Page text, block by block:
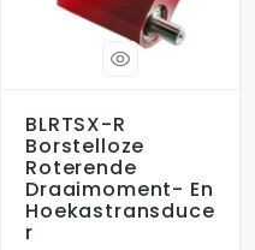
BLRTSX-R
Borstelloze
Roterende
Draaimoment- En
Hoekastransduce
R